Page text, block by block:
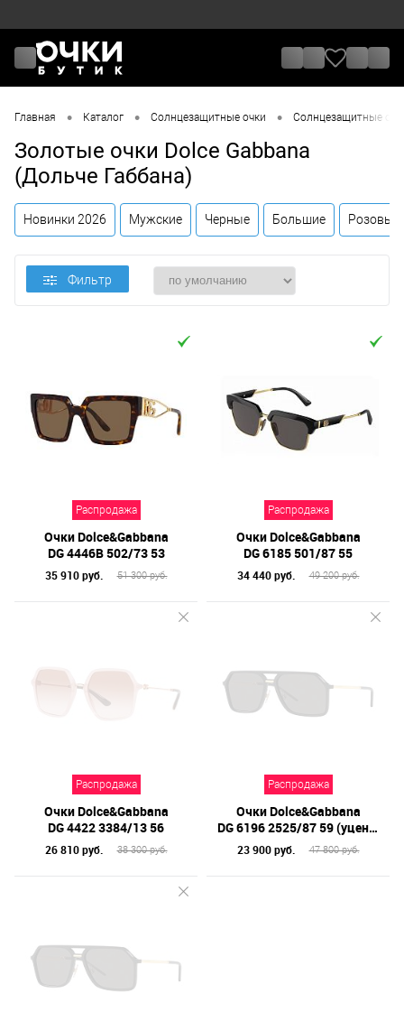
Главная • Каталог • Солнцезащитные очки • Солнцезащитные
Золотые очки Dolce Gabbana
(Дольче Габбана)
Новинки 2026 Мужские Черные Большие Розовые
Цена
Назначение / Пол
Материал линз
Форма оправы
Тип оправы
Технология оптики
Материал оправы
Фильтр
Распродажа
Очки Dolce&Gabbana
DG 4446B 502/73 53
35 910 руб. 51 300 руб.
Распродажа
Очки Dolce&Gabbana
DG 6185 501/87 55
34 440 руб. 49 200 руб.
Распродажа
Очки Dolce&Gabbana
DG 4422 3384/13 56
26 810 руб. 38 300 руб.
Распродажа
Очки Dolce&Gabbana
DG 6196 2525/87 59 (уценено)
23 900 руб. 47 800 руб.